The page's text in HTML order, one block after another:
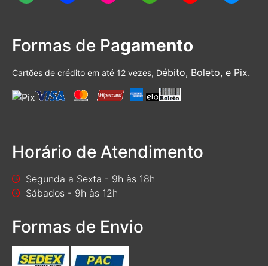
Formas de Pagamento
Cartões de crédito em até 12 vezes, Débito, Boleto, e Pix.
Horário de Atendimento
Segunda a Sexta - 9h às 18h
Sábados - 9h às 12h
Formas de Envio